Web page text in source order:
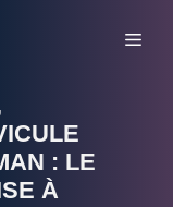
: LE
À